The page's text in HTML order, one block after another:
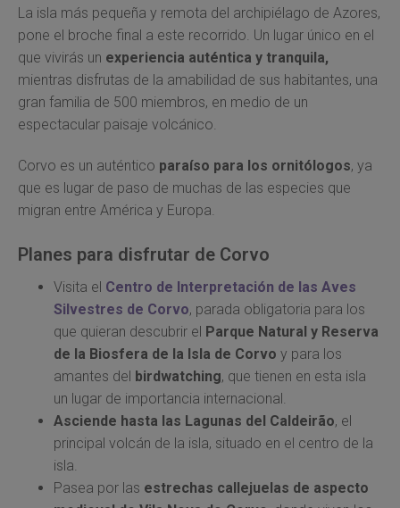
La isla más pequeña y remota del archipiélago de Azores,
pone el broche final a este recorrido. Un lugar único en el
que vivirás un experiencia auténtica y tranquila,
mientras disfrutas de la amabilidad de sus habitantes, una
gran familia de 500 miembros, en medio de un
espectacular paisaje volcánico.
Corvo es un auténtico paraíso para los ornitólogos, ya
que es lugar de paso de muchas de las especies que
migran entre América y Europa.
Planes para disfrutar de Corvo
Visita el Centro de Interpretación de las Aves
Silvestres de Corvo, parada obligatoria para los
que quieran descubrir el Parque Natural y Reserva
de la Biosfera de la Isla de Corvo y para los
amantes del birdwatching, que tienen en esta isla
un lugar de importancia internacional.
Asciende hasta las Lagunas del Caldeirão, el
principal volcán de la isla, situado en el centro de la
isla.
Pasea por las estrechas callejuelas de aspecto